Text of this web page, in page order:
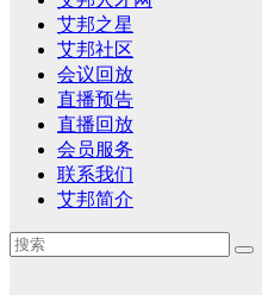
艾邦之星
艾邦社区
会议回放
直播预告
直播回放
会员服务
联系我们
艾邦简介